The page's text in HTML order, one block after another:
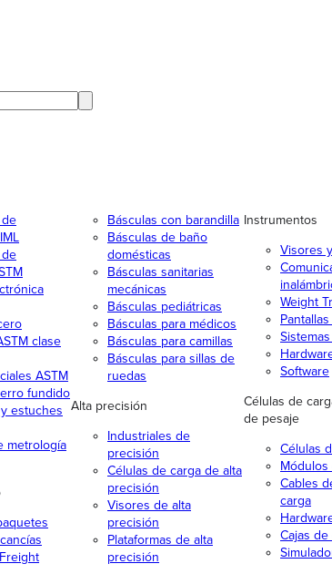
clase
ASTM
fundido
estuches
metrología
Básculas con barandilla
Básculas de baño
domésticas
Básculas sanitarias
mecánicas
Básculas pediátricas
Básculas para médicos
Básculas para camillas
Básculas para sillas de
ruedas
Alta precisión
Industriales de
precisión
Células de carga de alta
precisión
Visores de alta
precisión
Plataformas de alta
precisión
Instrumentos
Visores
Weight
Software
Células de
de pesaje
Células
Cables
carga
Cajas de